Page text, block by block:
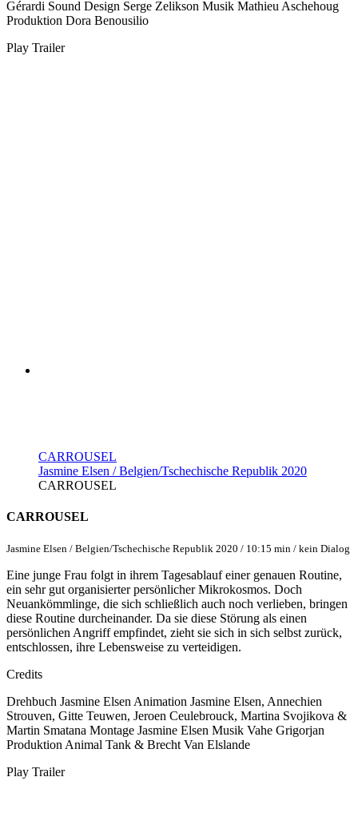
Gérardi Sound Design Serge Zelikson Musik Mathieu Aschehoug
Produktion Dora Benousilio
Play Trailer
CARROUSEL
Jasmine Elsen / Belgien/Tschechische Republik 2020
CARROUSEL
CARROUSEL
Jasmine Elsen / Belgien/Tschechische Republik 2020 / 10:15 min / kein Dialog
Eine junge Frau folgt in ihrem Tagesablauf einer genauen Routine,
ein sehr gut organisierter persönlicher Mikrokosmos. Doch
Neuankömmlinge, die sich schließlich auch noch verlieben, bringen
diese Routine durcheinander. Da sie diese Störung als einen
persönlichen Angriff empfindet, zieht sie sich in sich selbst zurück,
entschlossen, ihre Lebensweise zu verteidigen.
Credits
Drehbuch Jasmine Elsen Animation Jasmine Elsen, Annechien
Strouven, Gitte Teuwen, Jeroen Ceulebrouck, Martina Svojikova &
Martin Smatana Montage Jasmine Elsen Musik Vahe Grigorjan
Produktion Animal Tank & Brecht Van Elslande
Play Trailer